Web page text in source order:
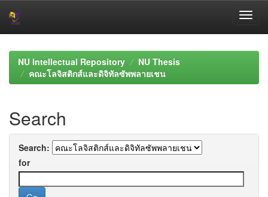
navigationNU Intellectual Repository
NU Thesis
คณะโลจิสติกส์และดิจิทัลซัพพลายเชน
Search
Search:
for